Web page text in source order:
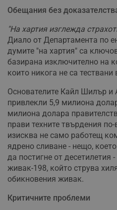
Обещания без
"На хартия изглежда
Диало от Департамента по
думите "на хартия" са
базирана изключително на
които никога не са тествани
Основателите Кайл Шилър и
привлекли 5,9 милиона
милиона долара
прави техните твърдения
изисква не само работещ
ядрено сливане - нещо,
да постигне от десетилетия
живак-198, който струва
обикновения живак.
Критичните проблеми